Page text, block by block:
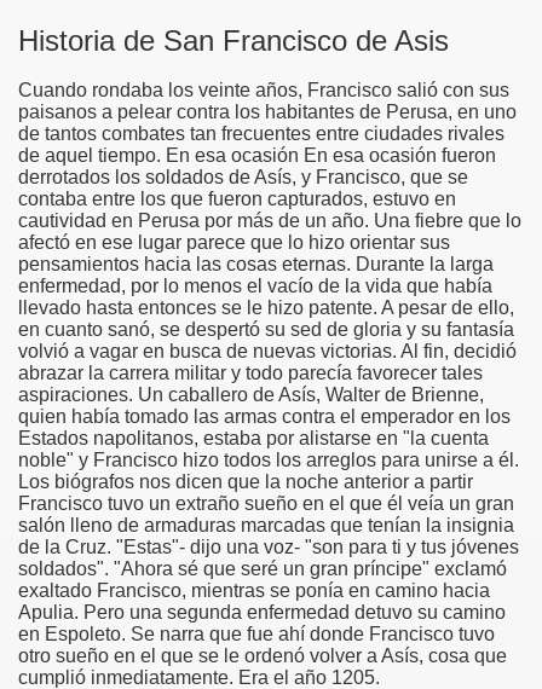
Historia de San Francisco de Asis
Cuando rondaba los veinte años, Francisco salió con sus
paisanos a pelear contra los habitantes de Perusa, en uno
de tantos combates tan frecuentes entre ciudades rivales
de aquel tiempo. En esa ocasión En esa ocasión fueron
derrotados los soldados de Asís, y Francisco, que se
contaba entre los que fueron capturados, estuvo en
cautividad en Perusa por más de un año. Una fiebre que lo
afectó en ese lugar parece que lo hizo orientar sus
pensamientos hacia las cosas eternas. Durante la larga
enfermedad, por lo menos el vacío de la vida que había
llevado hasta entonces se le hizo patente. A pesar de ello,
en cuanto sanó, se despertó su sed de gloria y su fantasía
volvió a vagar en busca de nuevas victorias. Al fin, decidió
abrazar la carrera militar y todo parecía favorecer tales
aspiraciones. Un caballero de Asís, Walter de Brienne,
quien había tomado las armas contra el emperador en los
Estados napolitanos, estaba por alistarse en "la cuenta
noble" y Francisco hizo todos los arreglos para unirse a él.
Los biógrafos nos dicen que la noche anterior a partir
Francisco tuvo un extraño sueño en el que él veía un gran
salón lleno de armaduras marcadas que tenían la insignia
de la Cruz. "Estas"- dijo una voz- "son para ti y tus jóvenes
soldados". "Ahora sé que seré un gran príncipe" exclamó
exaltado Francisco, mientras se ponía en camino hacia
Apulia. Pero una segunda enfermedad detuvo su camino
en Espoleto. Se narra que fue ahí donde Francisco tuvo
otro sueño en el que se le ordenó volver a Asís, cosa que
cumplió inmediatamente. Era el año 1205.